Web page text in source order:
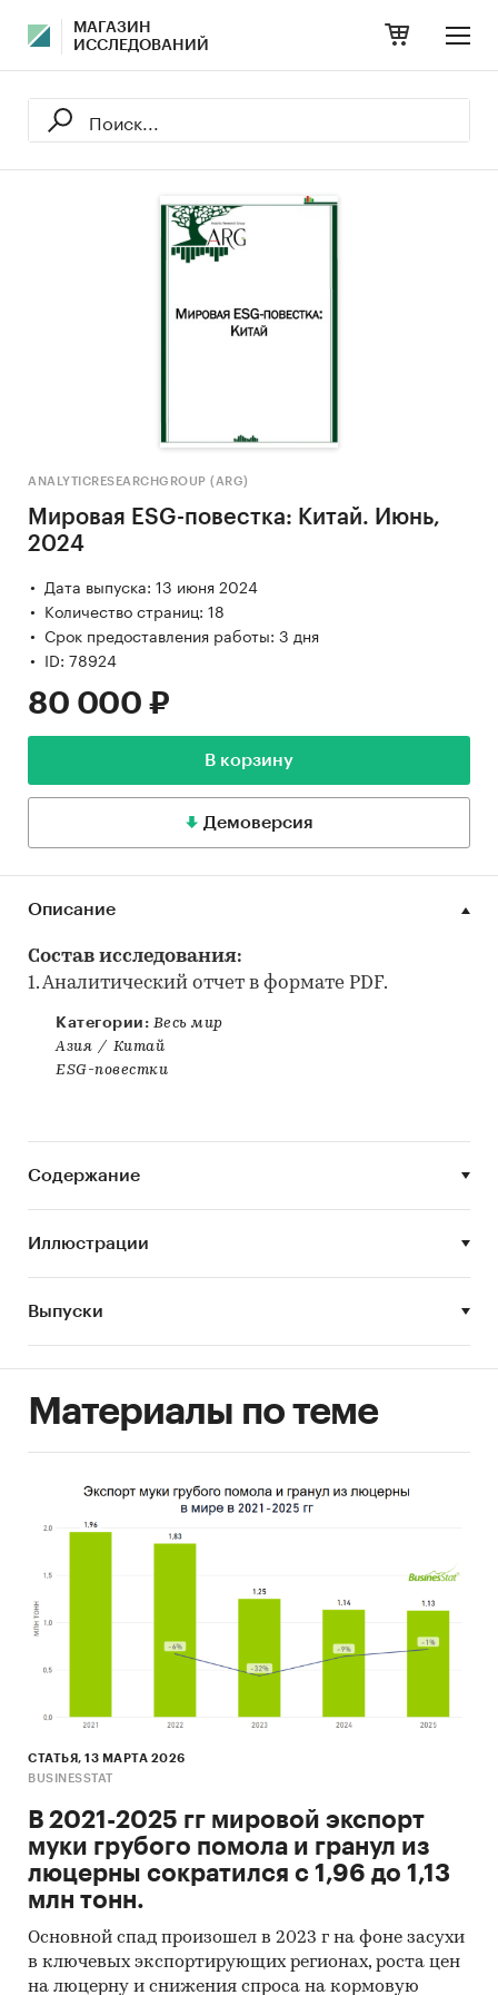
МАГАЗИН
ИССЛЕДОВАНИЙ
ANALYTICRESEARCHGROUP (ARG)
Мировая ESG-повестка: Китай. Июнь,
2024
Дата выпуска: 13 июня 2024
Количество страниц: 18
Срок предоставления работы: 3 дня
ID: 78924
80 000 ₽
В корзину
Демоверсия
Описание
Состав исследования:
1. Аналитический отчет в формате PDF.
Категории: Весь мир
Азия / Китай
ESG-повестки
Содержание
Иллюстрации
Выпуски
Материалы по теме
СТАТЬЯ, 13 МАРТА 2026
BUSINESSTAT
В 2021-2025 гг мировой экспорт
муки грубого помола и гранул из
люцерны сократился с 1,96 до 1,13
млн тонн.
Основной спад произошел в 2023 г на фоне засухи
в ключевых экспортирующих регионах, роста цен
на люцерну и снижения спроса на кормовую